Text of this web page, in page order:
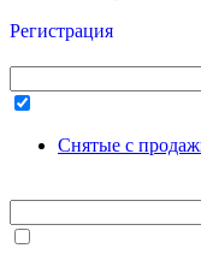
Регистрация
Снятые с